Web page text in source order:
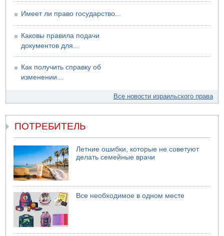
Имеет ли право государство...
Каковы правила подачи
документов для...
Как получить справку об
изменении...
Все новости израильского права
ПОТРЕБИТЕЛЬ
Летние ошибки, которые не советуют
делать семейные врачи
Все необходимое в одном месте